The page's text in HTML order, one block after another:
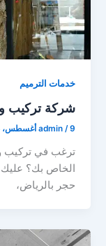
خدمات الترميم
شركة تركيب
admin /9 أغسطس، 2025
ترغب في تركيب
الخاص بك؟
حجر بالرياض،